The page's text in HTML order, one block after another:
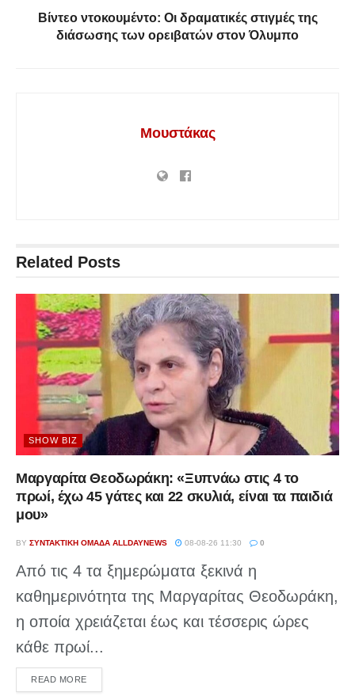
Βίντεο ντοκουμέντο: Οι δραματικές στιγμές της
διάσωσης των ορειβατών στον Όλυμπο
Μουστάκας
Related Posts
SHOW BIZ
Μαργαρίτα Θεοδωράκη: «Ξυπνάω στις 4 το
πρωί, έχω 45 γάτες και 22 σκυλιά, είναι τα παιδιά
μου»
BY ΣΥΝΤΑΚΤΙΚΉ ΟΜΆΔΑ ALLDAYNEWS 08-08-26 11:30 0
Από τις 4 τα ξημερώματα ξεκινά η
καθημερινότητα της Μαργαρίτας Θεοδωράκη,
η οποία χρειάζεται έως και τέσσερις ώρες
κάθε πρωί...
READ MOREDETAILS